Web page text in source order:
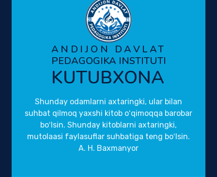
ANDIJON DAVLAT
PEDAGOGIKA INSTITUTI
KUTUBXONA
Shunday odamlarni axtaringki, ular bilan
suhbat qilmoq yaxshi kitob oʻqimoqqa barobar
boʻlsin. Shunday kitoblarni axtaringki,
mutolaasi faylasuflar suhbatiga teng boʻlsin.
A. H. Baxmanyor